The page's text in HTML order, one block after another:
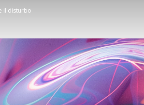
il disturbo